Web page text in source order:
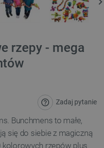
rzepy - mega
Zadaj pytanie
Bunchmens to małe,
się do siebie z magiczną
kolorowych rzepów plus